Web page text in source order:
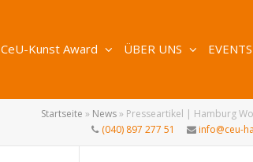
CeU-Kunst Award ÜBER UNS EVENTS
Startseite » News» Presseartikel | Hamburg
(040) 897 277 51
info@ceu-